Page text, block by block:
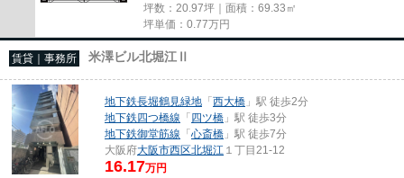
坪数：20.97坪｜面積：69.33㎡
坪単価： 0.77万円
賃貸｜事務所 米澤ビル北堀江Ⅱ
地下鉄長堀鶴見緑地 「西大橋 」駅 徒歩2分
地下鉄四つ橋線 「四ツ橋 」駅 徒歩3分
地下鉄御堂筋線 「心斎橋 」駅 徒歩7分
大阪府大阪市西区北堀江 １丁目21-12
16.17万円